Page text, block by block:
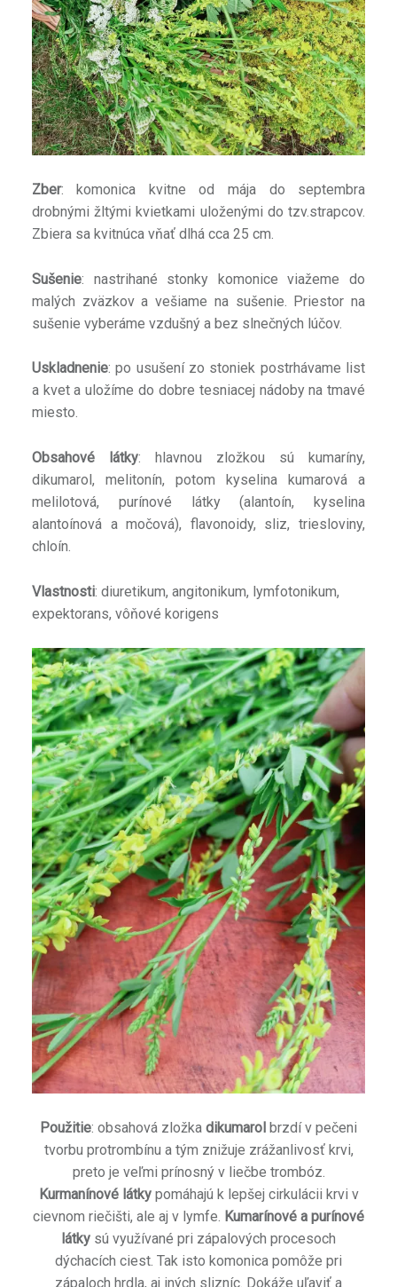
Zber: komonica kvitne od mája do septembra
drobnými žltými kvietkami uloženými do tzv.strapcov.
Zbiera sa kvitnúca vňať dlhá cca 25 cm.
Sušenie: nastrihané stonky komonice viažeme do
malých zväzkov a vešiame na sušenie. Priestor na
sušenie vyberáme vzdušný a bez slnečných lúčov.
Uskladnenie: po usušení zo stoniek postrhávame list
a kvet a uložíme do dobre tesniacej nádoby na tmavé
miesto.
Obsahové látky: hlavnou zložkou sú kumaríny,
dikumarol, melitonín, potom kyselina kumarová a
melilotová, purínové látky (alantoín, kyselina
alantoínová a močová), flavonoidy, sliz, triesloviny,
chloín.
Vlastnosti: diuretikum, angitonikum, lymfotonikum,
expektorans, vôňové korigens
Použitie: obsahová zložka dikumarol brzdí v pečeni
tvorbu protrombínu a tým znižuje zrážanlivosť krvi,
preto je veľmi prínosný v liečbe trombóz.
Kurmanínové látkypomáhajú k lepšej cirkulácii krvi v
cievnom riečišti, ale aj v lymfe. Kumarínové a purínové
látky sú využívané pri zápalových procesoch
dýchacích ciest. Tak isto komonica pomôže pri
zápaloch hrdla, aj iných slizníc. Dokáže uľaviť a